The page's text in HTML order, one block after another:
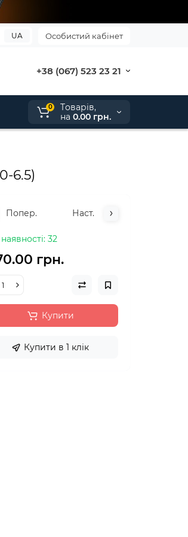
Особистий кабінет
UA
+38 (067) 523 23 21
0
Tоварів,
на 0.00 грн.
6.5)
Попер. Наст.
32
грн.
Купити
Купити в 1 клік